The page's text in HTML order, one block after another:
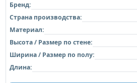
Бренд:
Страна производства:
Материал:
Высота / Размер по стене:
Ширина / Размер по полу:
Длина: